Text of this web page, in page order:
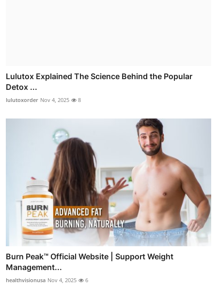
Lulutox Explained The Science Behind the Popular
Detox ...
lulutoxorder Nov 4, 2025 8
Burn Peak™ Official Website | Support Weight
Management...
healthvisionusa Nov 4, 2025 6